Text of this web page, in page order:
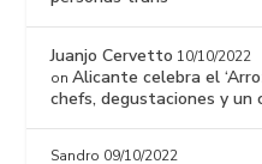
Juanjo Cervetto 10/10/2022
onAlicante celebra el
chefs, degustaciones y un
Sandro 09/10/2022